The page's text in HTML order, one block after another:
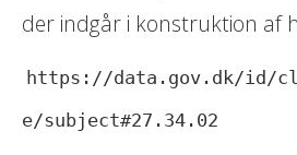
der indgår i konstruktion af
https://data.gov.dk/id/
e/subject#27.34.02